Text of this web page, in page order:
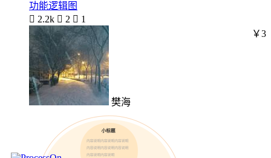
功能逻辑图
 2.2k  2  1
樊海
￥3